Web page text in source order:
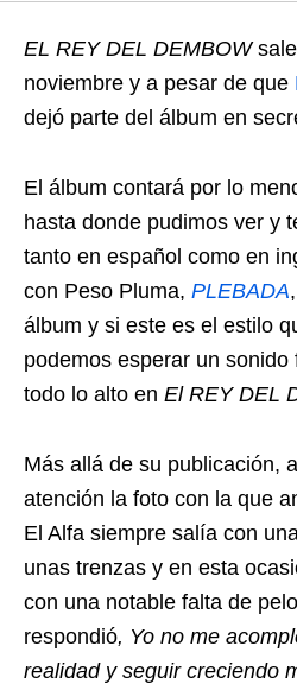
EL REY DEL DEMBOWsale
noviembre y a pesar de que
dejó parte del álbum en
El álbum contará por lo
hasta donde pudimos ver y
tanto en español como en
con Peso Pluma, PLEBADA
álbum y si este es el estilo
podemos esperar un sonido
todo lo alto en El REY DEL
Más allá de su publicación,
atención la foto con la que
El Alfa siempre salía con
unas trenzas y en esta
con una notable falta de
respondió, Yo no me
realidad y seguir creciendo